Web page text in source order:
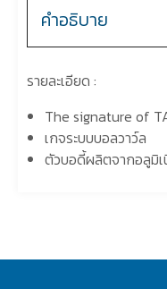
คำอธิบาย
รายละเอียด :
The signature of
เกจระบบบอลวาว์ล
ตัวบอดี้ผลิตจากอลูมิเ